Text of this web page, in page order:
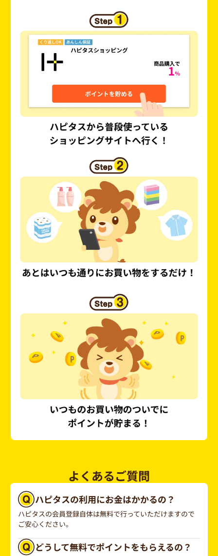
よくあるご質問
ハピタスの利用にお金はかかるの？
ハピタスの会員登録自体は無料で行っていただけますので
ご安心ください。
どうして無料でポイントをもらえるの？